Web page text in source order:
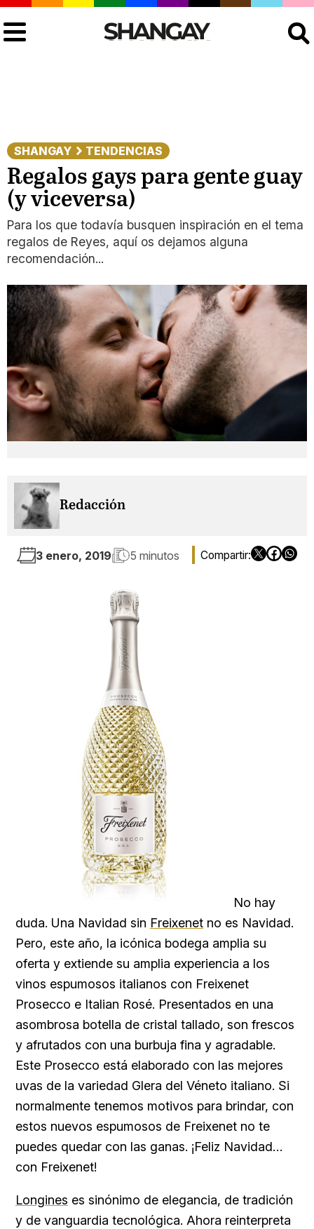
SHANGAY TENDENCIAS
Regalos gays para gente guay
(y viceversa)
Para los que todavía busquen inspiración en el tema
regalos de Reyes, aquí os dejamos alguna
recomendación...
Redacción
3 enero, 2019 5 minutos
No hay
duda. Una Navidad sin Freixenet no es Navidad.
Pero, este año, la icónica bodega amplia su
oferta y extiende su amplia experiencia a los
vinos espumosos italianos con Freixenet
Prosecco e Italian Rosé. Presentados en una
asombrosa botella de cristal tallado, son frescos
y afrutados con una burbuja fina y agradable.
Este Prosecco está elaborado con las mejores
uvas de la variedad Glera del Véneto italiano. Si
normalmente tenemos motivos para brindar, con
estos nuevos espumosos de Freixenet no te
puedes quedar con las ganas. ¡Feliz Navidad…
con Freixenet!
Longines es sinónimo de elegancia, de tradición
y de vanguardia tecnológica. Ahora reinterpreta